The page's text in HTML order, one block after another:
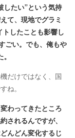
たい”という気持
て、現地でグラミ
したことも影響し
ごい。でも、俺もや
だけではなく、国
ね。
わってきたところ
されるんですが、
んどん変化するじ